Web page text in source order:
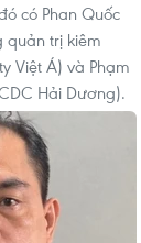
có Phan Quốc
quản trị kiêm
Việt Á) và Phạm
Hải Dương).